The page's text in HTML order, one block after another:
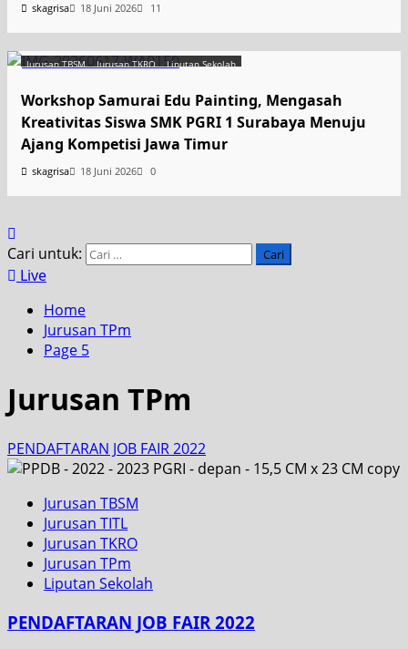
skagrisa 18 Juni 2026 11
Jurusan TBSM Jurusan TKRO Liputan Sekolah
Workshop Samurai Edu Painting, Mengasah
Kreativitas Siswa SMK PGRI 1 Surabaya Menuju
Ajang Kompetisi Jawa Timur
skagrisa 18 Juni 2026 0
Cari untuk:
Live
Home
Jurusan TPm
Page 5
Jurusan TPm
PENDAFTARAN JOB FAIR 2022
Jurusan TBSM
Jurusan TITL
Jurusan TKRO
Jurusan TPm
Liputan Sekolah
PENDAFTARAN JOB FAIR 2022